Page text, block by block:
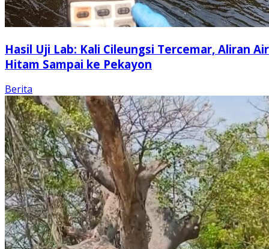
Hasil Uji Lab: Kali Cileungsi Tercemar, Aliran Air
Hitam Sampai ke Pekayon
Berita